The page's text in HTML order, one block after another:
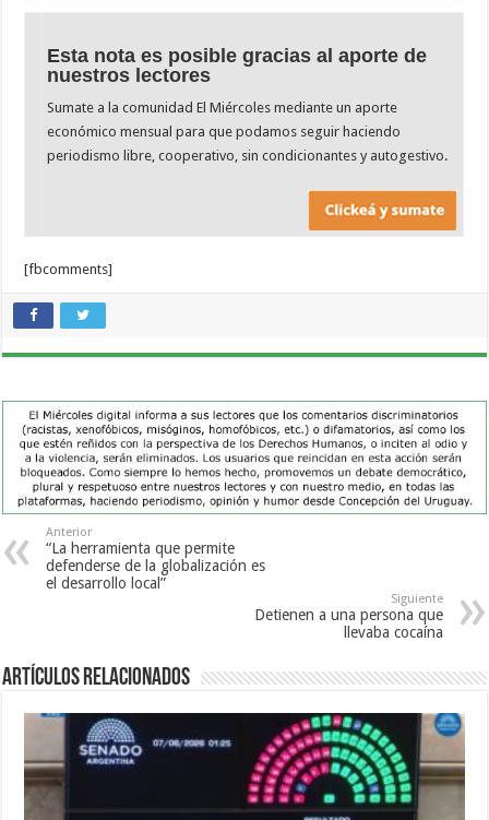
Esta nota es posible gracias al aporte de
nuestros lectores
Sumate a la comunidad El Miércoles mediante un aporte
económico mensual para que podamos seguir haciendo
periodismo libre, cooperativo, sin condicionantes y autogestivo.
[fbcomments]
Anterior
“La herramienta que permite
defenderse de la globalización es
el desarrollo local”
Siguiente
Detienen a una persona que
llevaba cocaína
Artículos Relacionados